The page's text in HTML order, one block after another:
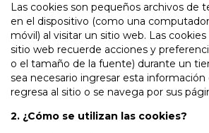
Las cookies son pequeños archivos de
en el dispositivo (como una
móvil) al visitar un sitio web. Las
sitio web recuerde acciones y
o el tamaño de la fuente) durante un
sea necesario ingresar esta información
regresa al sitio o se navega por sus
2. ¿Cómo se utilizan las cookies?